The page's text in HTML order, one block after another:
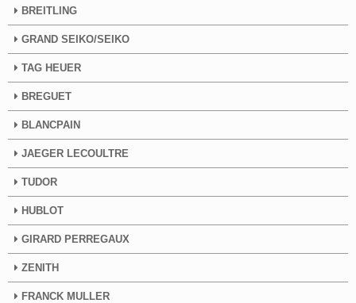
BREITLING
GRAND SEIKO/SEIKO
TAG HEUER
BREGUET
BLANCPAIN
JAEGER LECOULTRE
TUDOR
HUBLOT
GIRARD PERREGAUX
ZENITH
FRANCK MULLER